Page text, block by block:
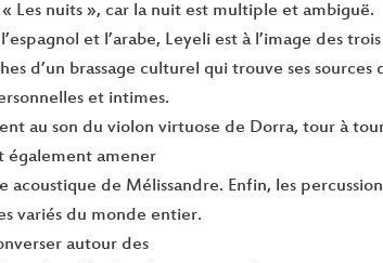
Les nuits », car la nuit est multiple et ambiguë.
et l’arabe, Leyeli est à l’image des trois
d’un brassage culturel qui trouve ses sources
et intimes.
au son du violon virtuose de Dorra, tour à
également amener
acoustique de Mélissandre. Enfin, les
variés du monde entier.
autour des